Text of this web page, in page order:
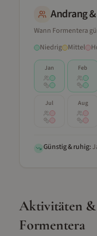
Andrang
Wann Formentera
Niedrig
Mittel
Jan Feb
Jul Aug
Günstig & ruhig:
Aktivitäten &
Formentera